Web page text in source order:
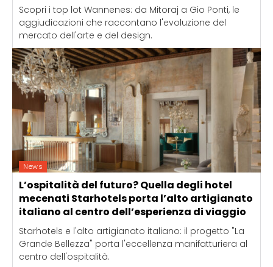
Scopri i top lot Wannenes: da Mitoraj a Gio Ponti, le
aggiudicazioni che raccontano l'evoluzione del
mercato dell'arte e del design.
News
L’ospitalità del futuro? Quella degli hotel
mecenati Starhotels porta l’alto artigianato
italiano al centro dell’esperienza di viaggio
Starhotels e l'alto artigianato italiano: il progetto "La
Grande Bellezza" porta l'eccellenza manifatturiera al
centro dell'ospitalità.